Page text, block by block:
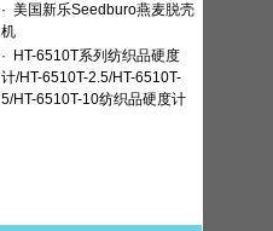
· 美国新乐Seedburo燕麦脱壳
机
· HT-6510T系列纺织品硬度
计/HT-6510T-2.5/HT-6510T-
5/HT-6510T-10纺织品硬度计